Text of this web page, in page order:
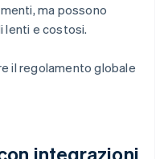
ma possono
lenti e costosi.
il regolamento globale